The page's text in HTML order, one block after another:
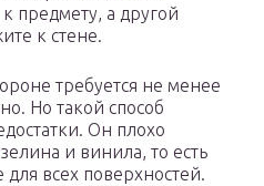
предмету, а другой
к стене.
требуется не менее
Но такой способ
Он плохо
и винила, то есть
для всех поверхностей.